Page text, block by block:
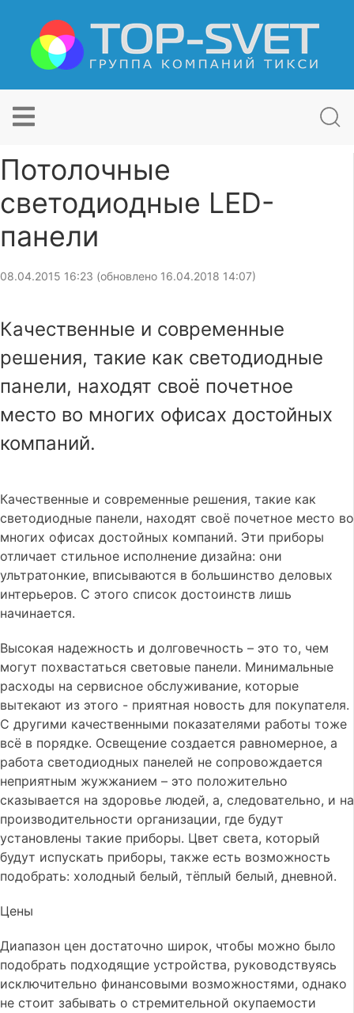
Потолочные
светодиодные LED-
панели
08.04.2015 16:23 (обновлено 16.04.2018 14:07)
Качественные и современные
решения, такие как светодиодные
панели, находят своё почетное
место во многих офисах достойных
компаний.
Качественные и современные решения, такие как
светодиодные панели, находят своё почетное место во
многих офисах достойных компаний. Эти приборы
отличает стильное исполнение дизайна: они
ультратонкие, вписываются в большинство деловых
интерьеров. С этого список достоинств лишь
начинается.
Высокая надежность и долговечность – это то, чем
могут похвастаться световые панели. Минимальные
расходы на сервисное обслуживание, которые
вытекают из этого - приятная новость для покупателя.
С другими качественными показателями работы тоже
всё в порядке. Освещение создается равномерное, а
работа светодиодных панелей не сопровождается
неприятным жужжанием – это положительно
сказывается на здоровье людей, а, следовательно, и на
производительности организации, где будут
установлены такие приборы. Цвет света, который
будут испускать приборы, также есть возможность
подобрать: холодный белый, тёплый белый, дневной.
Цены
Диапазон цен достаточно широк, чтобы можно было
подобрать подходящие устройства, руководствуясь
исключительно финансовыми возможностями, однако
не стоит забывать о стремительной окупаемости